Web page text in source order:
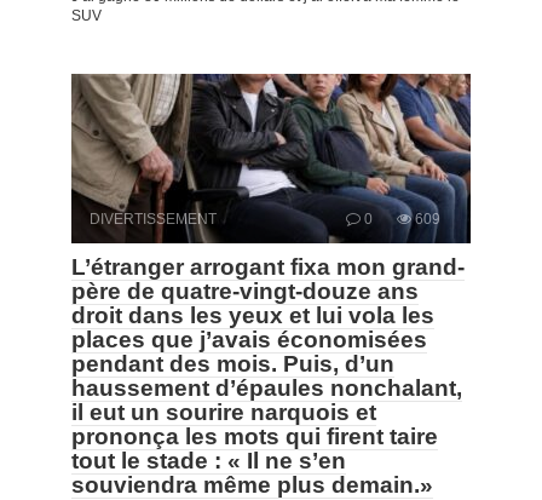
SUV
DIVERTISSEMENT 0 609
L’étranger arrogant fixa mon grand-
père de quatre-vingt-douze ans
droit dans les yeux et lui vola les
places que j’avais économisées
pendant des mois. Puis, d’un
haussement d’épaules nonchalant,
il eut un sourire narquois et
prononça les mots qui firent taire
tout le stade : « Il ne s’en
souviendra même plus demain.»